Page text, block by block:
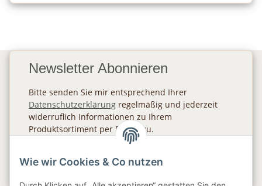
Newsletter Abonnieren
Bitte senden Sie mir entsprechend Ihrer
Datenschutzerklärung regelmäßig und jederzeit
widerruflich Informationen zu Ihrem
Produktsortiment per E-Mail zu.
Wie wir Cookies & Co nutzen